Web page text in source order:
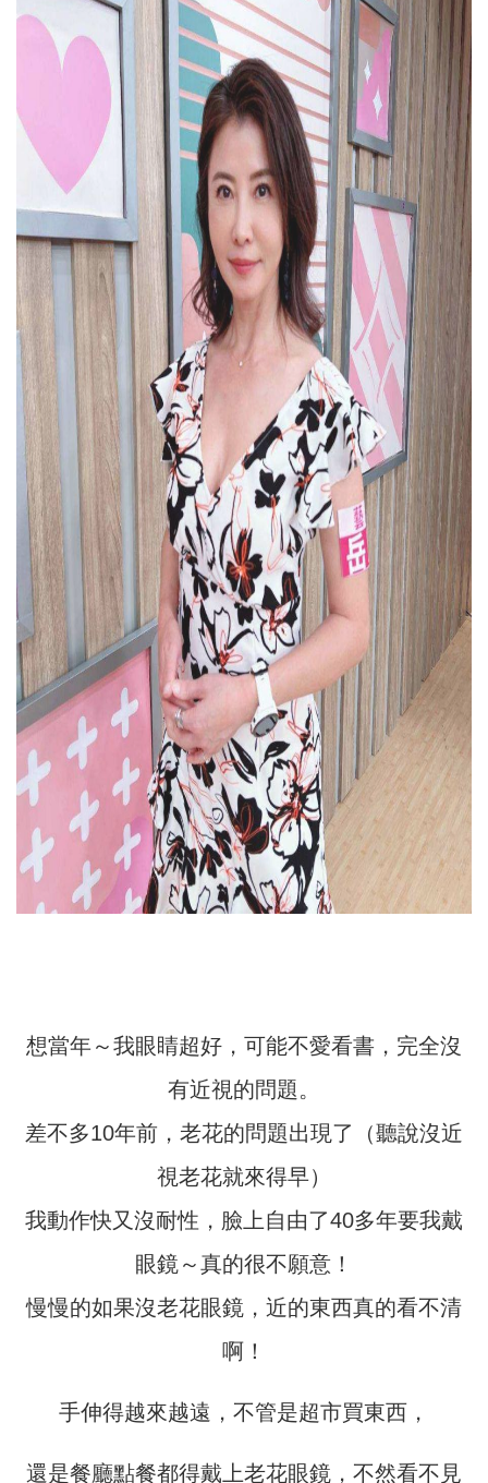
想當年～我眼睛超好，可能不愛看書，完全沒
有近視的問題。
差不多10年前，老花的問題出現了（聽說沒近
視老花就來得早）
我動作快又沒耐性，臉上自由了40多年要我戴
眼鏡～真的很不願意！
慢慢的如果沒老花眼鏡，近的東西真的看不清
啊！
手伸得越來越遠，不管是超市買東西，
還是餐廳點餐都得戴上老花眼鏡，不然看不見